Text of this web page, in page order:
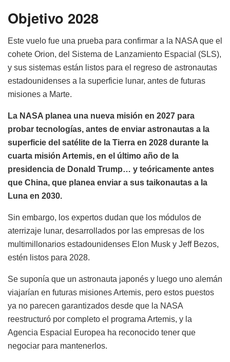
Objetivo 2028
Este vuelo fue una prueba para confirmar a la NASA que el
cohete Orion, del Sistema de Lanzamiento Espacial (SLS),
y sus sistemas están listos para el regreso de astronautas
estadounidenses a la superficie lunar, antes de futuras
misiones a Marte.
La NASA planea una nueva misión en 2027 para
probar tecnologías, antes de enviar astronautas a la
superficie del satélite de la Tierra en 2028 durante la
cuarta misión Artemis, en el último año de la
presidencia de Donald Trump… y teóricamente antes
que China, que planea enviar a sus taikonautas a la
Luna en 2030.
Sin embargo, los expertos dudan que los módulos de
aterrizaje lunar, desarrollados por las empresas de los
multimillonarios estadounidenses Elon Musk y Jeff Bezos,
estén listos para 2028.
Se suponía que un astronauta japonés y luego uno alemán
viajarían en futuras misiones Artemis, pero estos puestos
ya no parecen garantizados desde que la NASA
reestructuró por completo el programa Artemis, y la
Agencia Espacial Europea ha reconocido tener que
negociar para mantenerlos.